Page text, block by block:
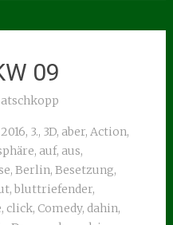
09
2016, 3., 3D, aber, Action,
, auf, aus,
, Berlin, Besetzung,
, bluttriefender,
, click, Comedy, dahin,